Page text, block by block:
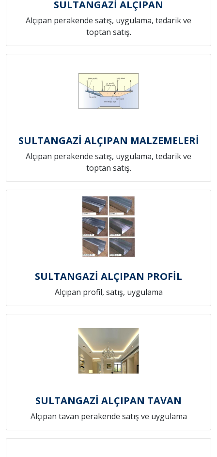
SULTANGAZİ ALÇIPAN
Alçıpan perakende satış, uygulama, tedarik ve
toptan satış.
SULTANGAZİ ALÇIPAN MALZEMELERİ
Alçıpan perakende satış, uygulama, tedarik ve
toptan satış.
SULTANGAZİ ALÇIPAN PROFİL
Alçıpan profil, satış, uygulama
SULTANGAZİ ALÇIPAN TAVAN
Alçıpan tavan perakende satış ve uygulama